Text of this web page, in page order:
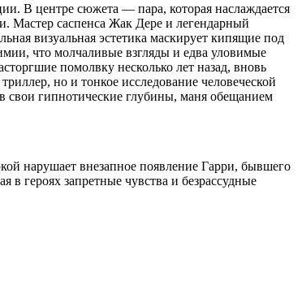
В центре сюжета — пара, которая наслаждается
Мастер саспенса Жак Дере и легендарный
визуальная эстетика маскирует кипящие под
что молчаливые взгляды и едва уловимые
помолвку несколько лет назад, вновь
но и тонкое исследование человеческой
гипнотические глубины, маня обещанием
нарушает внезапное появление Гарри, бывшего
героях запретные чувства и безрассудные